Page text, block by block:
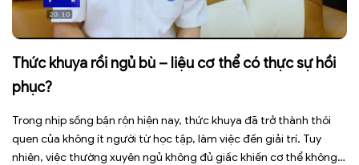
Thức khuya rồi ngủ bù – liệu cơ thể có thực sự hồi
phục?
Trong nhịp sống bận rộn hiện nay, thức khuya đã trở thành thói
quen của không ít người từ học tập, làm việc đến giải trí. Tuy
nhiên, việc thường xuyên ngủ không đủ giấc khiến cơ thể không